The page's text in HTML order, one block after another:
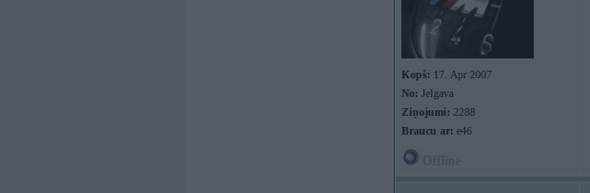
Kopš: 17. Apr 2007
No: Jelgava
Ziņojumi: 2288
Braucu ar: e46